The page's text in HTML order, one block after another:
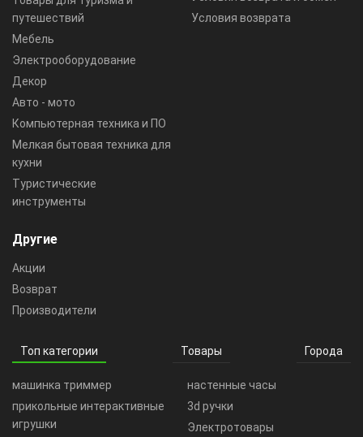
путешествий
Мебель
Электрооборудование
Декор
Авто - мото
Компьютерная техника и ПО
Мелкая бытовая техника для
кухни
Туристические
инструменты
Условия возврата
Другие
Акции
Возврат
Производители
Топ категории Товары Города
машинка триммер
прикольные интерактивные
игрушки
настенные часы
3d ручки
Электротовары